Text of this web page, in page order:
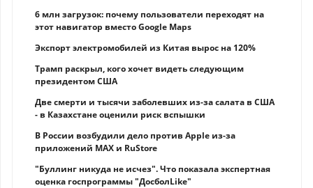
6 млн загрузок: почему пользователи переходят на
этот навигатор вместо Google Maps
Экспорт электромобилей из Китая вырос на 120%
Трамп раскрыл, кого хочет видеть следующим
президентом США
Две смерти и тысячи заболевших из-за салата в США
- в Казахстане оценили риск вспышки
В России возбудили дело против Apple из-за
приложений MAX и RuStore
"Буллинг никуда не исчез". Что показала экспертная
оценка госпрограммы "ДосболLike"